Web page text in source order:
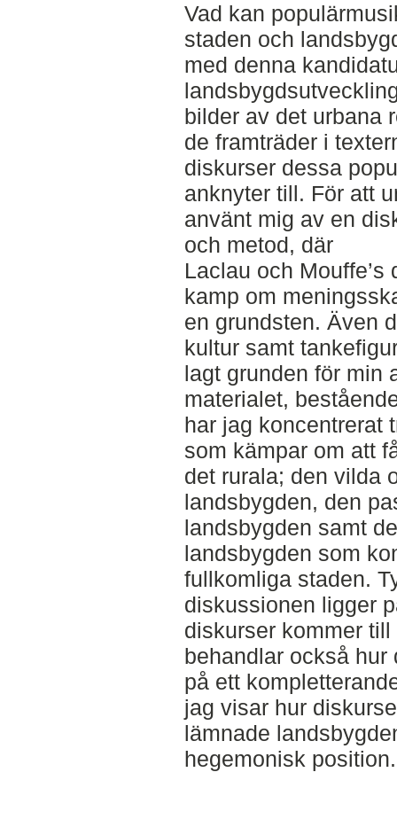
Vad kan
staden och
med denna
bilder av det urbana
de framträder i
diskurser dessa
anknyter till. För att
använt mig av en
och metod, där
Laclau och
kamp om
en grundsten. Även
kultur samt
lagt grunden för min
materialet,
har jag koncentrerat
som kämpar om att
det rurala; den vilda
landsbygden, den
landsbygden samt
landsbygden som
fullkomliga staden.
diskussionen ligger
diskurser kommer
behandlar också
på ett
jag visar hur
lämnade
hegemonisk position.